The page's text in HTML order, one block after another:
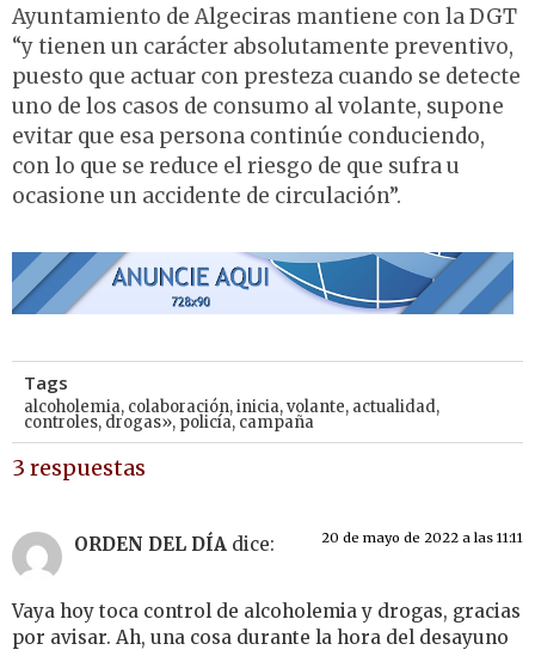
Ayuntamiento de Algeciras mantiene con la DGT
“y tienen un carácter absolutamente preventivo,
puesto que actuar con presteza cuando se detecte
uno de los casos de consumo al volante, supone
evitar que esa persona continúe conduciendo,
con lo que se reduce el riesgo de que sufra u
ocasione un accidente de circulación”.
Tags
alcoholemia, colaboración,inicia,volante, actualidad,
controles, drogas», policía, campaña
3 respuestas
ORDEN DEL DÍA dice: 20 de mayo de 2022 a las 11:11
Vaya hoy toca control de alcoholemia y drogas, gracias
por avisar. Ah, una cosa durante la hora del desayuno